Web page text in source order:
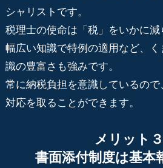
シャリストです。
税理士の使命は「税」をいかに減
幅広い知識で特例の適用など、
識の豊富さも強みです。
常に納税負担を意識しているの
対応を取ることができます。
メリット３
書面添付制度は基本